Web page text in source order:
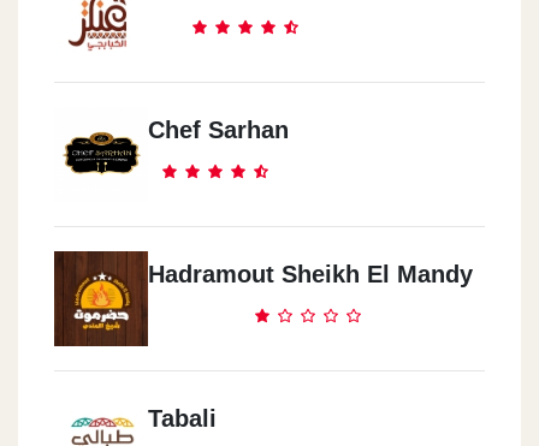
Chef Sarhan
Hadramout Sheikh El Mandy
Tabali